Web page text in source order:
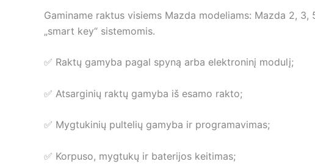
Gaminame raktus visiems Mazda modeliams: Mazda 2,
„smart key“ sistemomis.
✅ Raktų gamyba pagal spyną arba elektroninį modulį;
✅ Atsarginių raktų gamyba iš esamo rakto;
✅ Mygtukinių pultelių gamyba ir programavimas;
✅ Korpuso, mygtukų ir baterijos keitimas;